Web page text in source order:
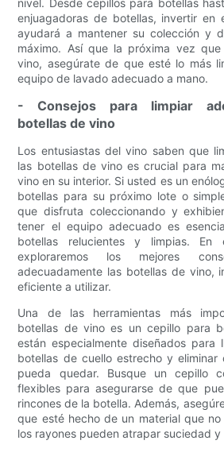
nivel. Desde cepillos para botellas
enjuagadoras de botellas, invertir en
ayudará a mantener su colección y
máximo. Así que la próxima vez
vino, asegúrate de que esté lo más
equipo de lavado adecuado a mano.
- Consejos para limpiar
botellas de vino
Los entusiastas del vino saben que
las botellas de vino es crucial para
vino en su interior. Si usted es un
botellas para su próximo lote o
que disfruta coleccionando y
tener el equipo adecuado es
botellas relucientes y limpias. En
exploraremos los mejores
adecuadamente las botellas de vino,
eficiente a utilizar.
Una de las herramientas más
botellas de vino es un cepillo para
están especialmente diseñados
botellas de cuello estrecho y eliminar
pueda quedar. Busque un cepillo
flexibles para asegurarse de que
rincones de la botella. Además,
que esté hecho de un material que
los rayones pueden atrapar suciedad y